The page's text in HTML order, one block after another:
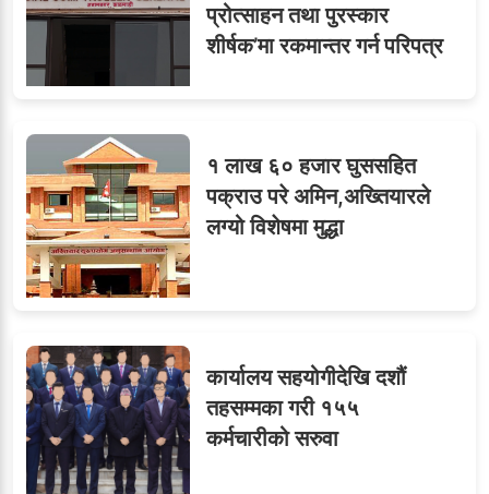
८
जुनियरलाई दोहोरो जिम्मेवारी,
मन्त्रालयभित्र असन्तुष्टि
९ओएनएमका नाममा अत्याचार :
सब–इन्जिनियरहरुको गम्भीर
ध्यानाकर्षण
प्रोत्साहन तथा पुरस्कार
शीर्षक’मा रकमान्तर गर्न परिपत्र
१ लाख ६० हजार घुससहित
पक्राउ परे अमिन,अख्तियारले
लग्यो विशेषमा मुद्धा
कार्यालय सहयोगीदेखि दशौं
तहसम्मका गरी १५५
कर्मचारीको सरुवा